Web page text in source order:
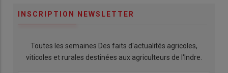
INSCRIPTION NEWSLETTER
Toutes les semaines Des faits d'actualités agricoles,
viticoles et rurales destinées aux agriculteurs de l'Indre.